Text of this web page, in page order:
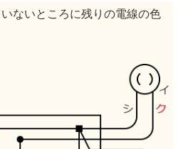
ないところに残りの電線の色